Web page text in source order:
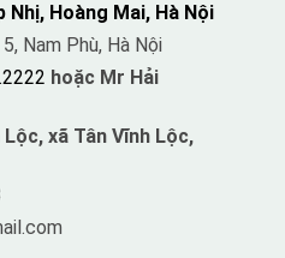
Nhị, Hoàng Mai, Hà Nội
Nam Phù, Hà Nội
hoặc Mr Hải
xã Tân Vĩnh Lộc,